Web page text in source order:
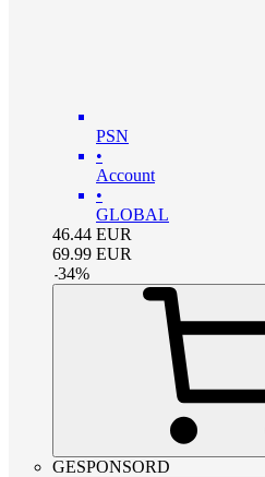
PSN
•
Account
•
GLOBAL
46.44 EUR
69.99 EUR
-34%
GESPONSORD